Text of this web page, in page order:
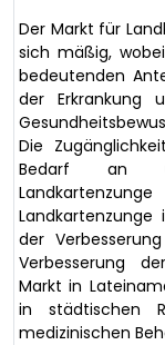
Der Markt für
sich mäßig,
bedeutenden
der Erkrankung
Die
Bedarf an
der
Verbesserung
Markt in
in städtischen
medizinischen